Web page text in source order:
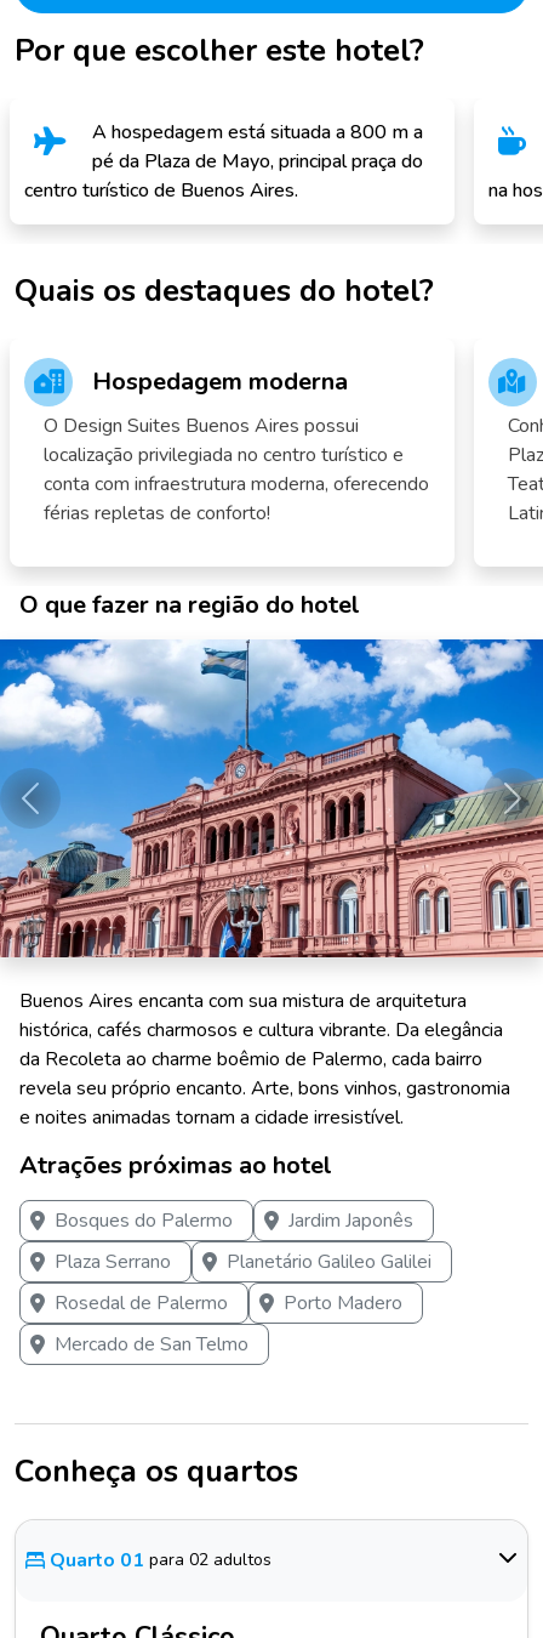
Por que escolher este hotel?
A hospedagem está situada a 800 m a
pé da Plaza de Mayo, principal praça do
centro turístico de Buenos Aires.
na
Quais os destaques do hotel?
Hospedagem moderna
O Design Suites Buenos Aires possui
localização privilegiada no centro turístico e
conta com infraestrutura moderna, oferecendo
férias repletas de conforto!
O que fazer na região do hotel
Anterior
Buenos Aires encanta com sua mistura de arquitetura
histórica, cafés charmosos e cultura vibrante. Da elegância
da Recoleta ao charme boêmio de Palermo, cada bairro
revela seu próprio encanto. Arte, bons vinhos, gastronomia
e noites animadas tornam a cidade irresistível.
Atrações próximas ao hotel
Bosques do Palermo
Jardim Japonês
Plaza Serrano
Planetário Galileo Galilei
Rosedal de Palermo
Porto Madero
Mercado de San Telmo
Conheça os quartos
Quarto 01 para 02 adultos